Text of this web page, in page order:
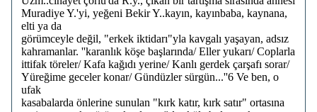
Muradiye Y.'yi, yeğeni Bekir Y..kayın, kayınbaba, kaynana,
elti ya da
görümceyle değil, "erkek iktidarı"yla kavgalı yaşayan, adsız
kahramanlar. ''karanlık köşe başlarında/ Eller yukarı/ Coplarla
ittifak töreler/ Kafa kağıdı yerine/ Kanlı gerdek çarşafı sorar/
Yüreğime geceler konar/ Gündüzler sürgün...''6 Ve ben, o
ufak
kasabalarda önlerine sunulan "kırk katır, kırk satır" ortasına